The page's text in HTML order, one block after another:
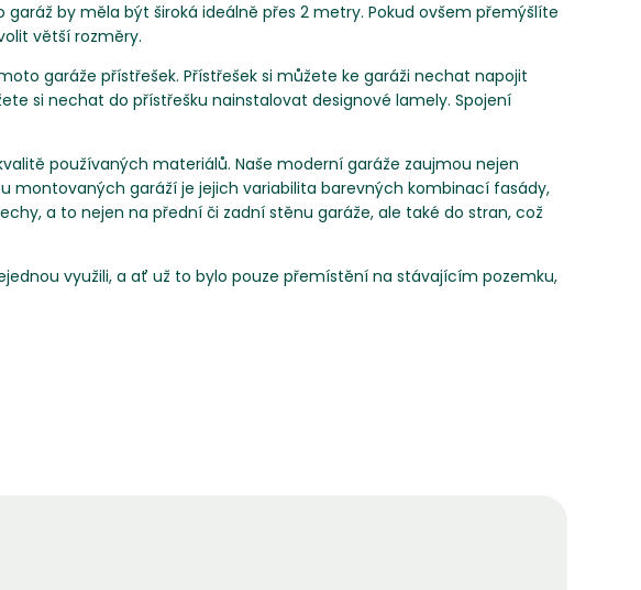
by měla být široká ideálně přes 2 metry. Pokud ovšem přemýšlíte
větší rozměry.
garáže přístřešek. Přístřešek si můžete ke garáži nechat napojit
si nechat do přístřešku nainstalovat designové lamely. Spojení
používaných materiálů. Naše moderní garáže zaujmou nejen
montovaných garáží je jejich variabilita barevných kombinací fasády,
a to nejen na přední či zadní stěnu garáže, ale také do stran, což
využili, a ať už to bylo pouze přemístění na stávajícím pozemku,